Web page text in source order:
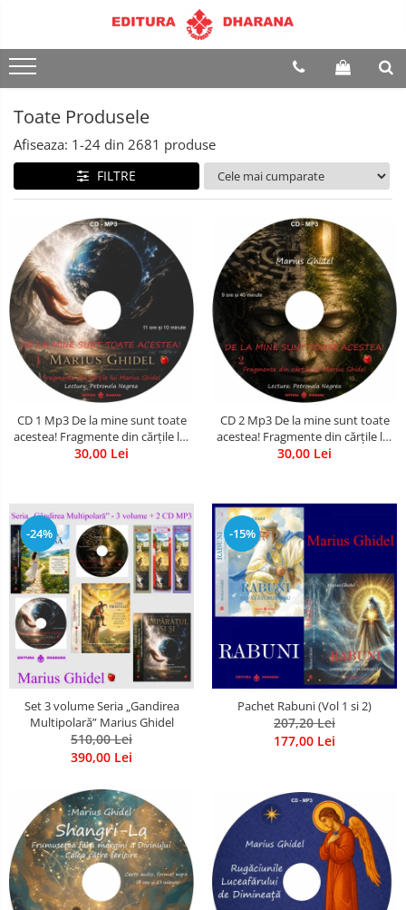
Toate Produsele
Afiseaza: 1-24 din 2681 produse
FILTRE
CD 1 Mp3 De la mine sunt toate
acestea! Fragmente din cărțile lui
Marius Ghidel
30,00 Lei
CD 2 Mp3 De la mine sunt toate
acestea! Fragmente din cărțile lui
Marius Ghidel
30,00 Lei
-24%
Set 3 volume Seria „Gandirea
Multipolară” Marius Ghidel
510,00 Lei
390,00 Lei
-15%
Pachet Rabuni (Vol 1 si 2)
207,20 Lei
177,00 Lei